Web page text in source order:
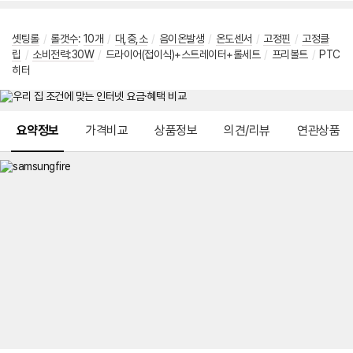
셋팅롤 / 롤갯수: 10개 / 대,중,소 / 음이온발생 / 온도센서 / 고정핀 / 고정클
립 / 소비전력:30W / 드라이어(접이식)+스트레이터+롤세트 / 프리볼트 / PTC
히터
요약정보 가격비교 상품정보 의견/리뷰 연관상품